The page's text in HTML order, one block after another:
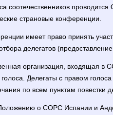
соотечественников
страновые конференции.
имеет право принять
делегатов
организация, входящая в
Делегаты с правом
по всем пунктам повестки
о СОРС Испании и